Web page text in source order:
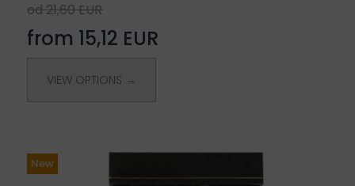
od 21,60 EUR
from 15,12 EUR
VIEW OPTIONS →
New